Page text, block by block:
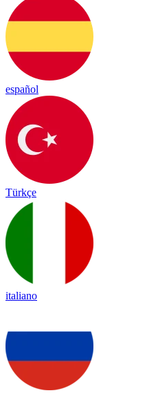
español
Türkçe
italiano